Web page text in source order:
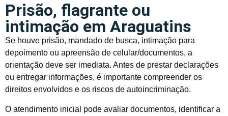
Prisão, flagrante ou
intimação em Araguatins
Se houve prisão, mandado de busca, intimação para
depoimento ou apreensão de celular/documentos, a
orientação deve ser imediata. Antes de prestar declarações
ou entregar informações, é importante compreender os
direitos envolvidos e os riscos de autoincriminação.
O atendimento inicial pode avaliar documentos, identificar a